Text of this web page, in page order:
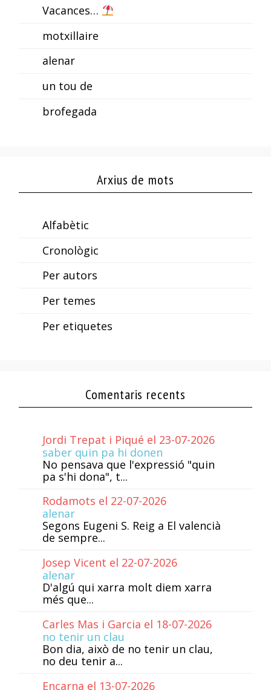
Vacances…
motxillaire
alenar
un tou de
brofegada
Arxius de mots
Alfabètic
Cronològic
Per autors
Per temes
Per etiquetes
Comentaris recents
Jordi Trepat i Piqué el 23-07-2026
saber quin pa hi donen
No pensava que l'expressió "quin
pa s'hi dona", t...
Rodamots el 22-07-2026
alenar
Segons Eugeni S. Reig a El valencià
de sempre...
Josep Vicent el 22-07-2026
alenar
D'algú qui xarra molt diem xarra
més que...
Carles Mas i Garcia el 18-07-2026
no tenir un clau
Bon dia, això de no tenir un clau,
no deu tenir a...
Encarna el 13-07-2026